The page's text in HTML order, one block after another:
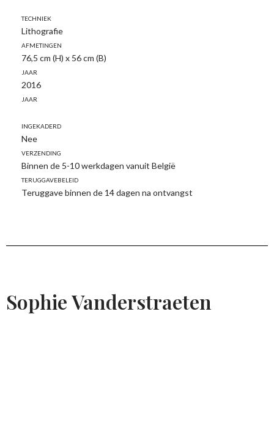
Techniek
Lithografie
Afmetingen
76,5 cm (H) x 56 cm (B)
Jaar
2016
Jaar
Ingekaderd
Nee
Verzending
Binnen de 5-10 werkdagen vanuit België
Teruggavebeleid
Teruggave binnen de 14 dagen na ontvangst
Sophie Vanderstraeten